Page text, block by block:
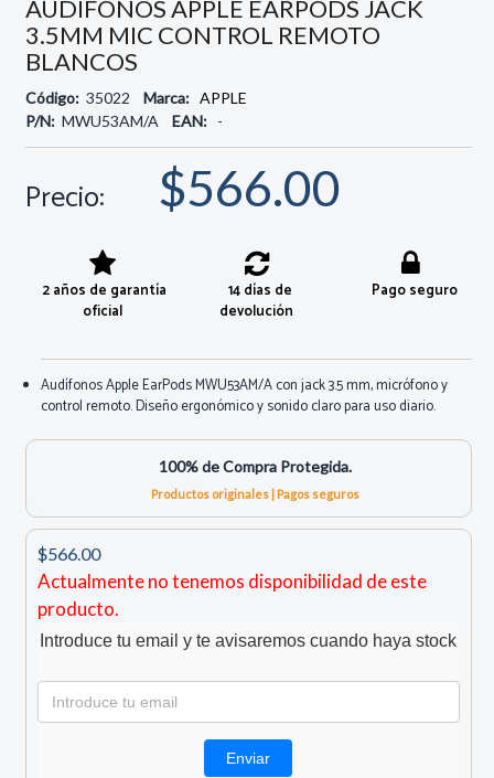
AUDIFONOS APPLE EARPODS JACK
3.5MM MIC CONTROL REMOTO
BLANCOS
Código: 35022 Marca: APPLE
P/N: MWU53AM/A EAN: -
Precio: $566.00
2 años de garantía
oficial
14 días de
devolución
Pago seguro
Audífonos Apple EarPods MWU53AM/A con jack 3.5 mm, micrófono y
control remoto. Diseño ergonómico y sonido claro para uso diario.
100% de Compra Protegida.
Productos originales | Pagos seguros
$566.00
Actualmente no tenemos disponibilidad de este
producto.
Introduce tu email y te avisaremos cuando haya stock